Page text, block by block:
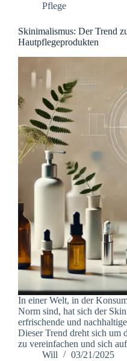
Pflege
Skinimalismus: Der Trend
Hautpflegeprodukten
In einer Welt, in der
Norm sind, hat sich der
erfrischende und
Dieser Trend dreht sich um
zu vereinfachen und sich
Will
03/21/2025